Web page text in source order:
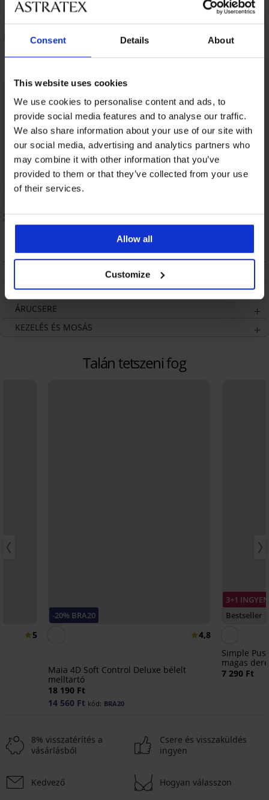
Consent Details About
This website uses cookies
We use cookies to personalise content and ads, to
provide social media features and to analyse our traffic.
We also share information about your use of our site with
our social media, advertising and analytics partners who
may combine it with other information that you’ve
provided to them or that they’ve collected from your use
of their services.
Allow all
Customize
Maia 4D Soft Control
Deluxe bélelt
melltartó
Anette bélelt
melltartó
16 390 Ft
Fili bélelt melltartó,
merevítők nélkül
8 750 Ft
Simplicity T-Shirt Bra
bélelt melltartó
SZÁLLÍTÁS ÉS FIZETÉS
ÁRUCSERE
KEZELÉS ÉS MOSÁS
Talán tetszeni fog
5
-20% BRA20
4,8
Maia 4D Soft Control Deluxe bélelt
melltartó
18 190 Ft
14 560 Ft kód: BRA20
3+1 INGYEN
Bestseller
Simple
magas
7 290 Ft
8% visszatérítés a
vásárlásból
Csere és visszaküldés
ingyen
Kedvező Hogyan válasszon